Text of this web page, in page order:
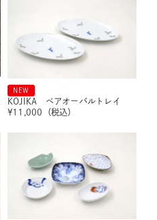
NEW
KOJIKA ペアオーバルトレイ
¥11,000 （税込）